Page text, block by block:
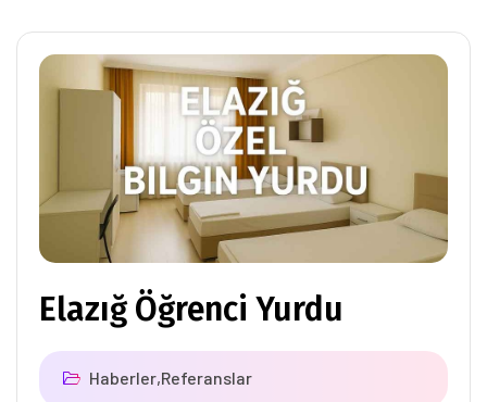
Elazığ Öğrenci Yurdu
Haberler,Referanslar